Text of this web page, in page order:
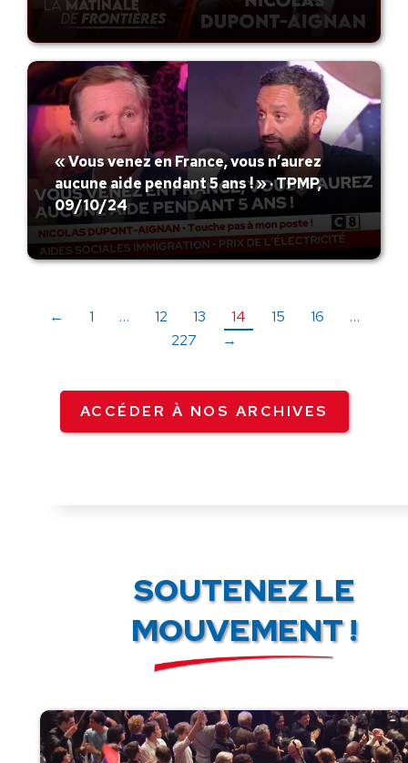
« Vous venez en France, vous n’aurez
aucune aide pendant 5 ans ! » · TPMP,
09/10/24
← 1 … 12 13 14 15 16
…
227
→
ACCÉDER À NOS ARCHIVES
SOUTENEZ LE
MOUVEMENT !